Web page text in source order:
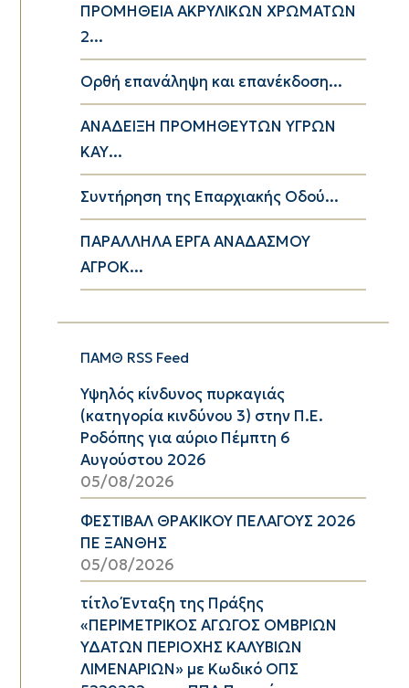
ΠΡΟΜΗΘΕΙΑ ΑΚΡΥΛΙΚΩΝ ΧΡΩΜΑΤΩΝ
2...
Ορθή επανάληψη και επανέκδοση...
ΑΝΑΔΕΙΞΗ ΠΡΟΜΗΘΕΥΤΩΝ ΥΓΡΩΝ
ΚΑΥ...
Συντήρηση της Επαρχιακής Οδού...
ΠΑΡΑΛΛΗΛΑ ΕΡΓΑ ΑΝΑΔΑΣΜΟΥ
ΑΓΡΟΚ...
ΠΑΜΘ RSS Feed
Υψηλός κίνδυνος πυρκαγιάς
(κατηγορία κινδύνου 3) στην Π.Ε.
Ροδόπης για αύριο Πέμπτη 6
Αυγούστου 2026
05/08/2026
ΦΕΣΤΙΒΑΛ ΘΡΑΚΙΚΟΥ ΠΕΛΑΓΟΥΣ 2026
ΠΕ ΞΑΝΘΗΣ
05/08/2026
τίτλο Ένταξη της Πράξης
«ΠΕΡΙΜΕΤΡΙΚΟΣ ΑΓΩΓΟΣ ΟΜΒΡΙΩΝ
ΥΔΑΤΩΝ ΠΕΡΙΟΧΗΣ ΚΑΛΥΒΙΩΝ
ΛΙΜΕΝΑΡΙΩΝ» με Κωδικό ΟΠΣ